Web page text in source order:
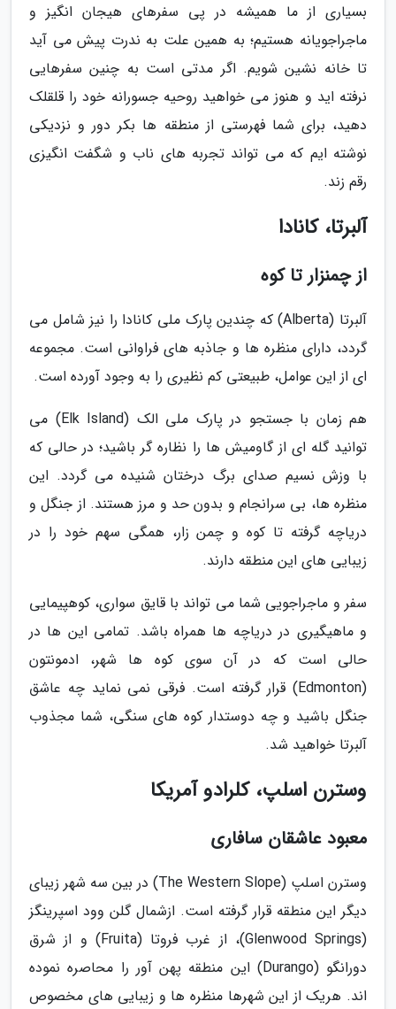
بسیاری از ما همیشه در پی سفرهای هیجان انگیز و
ماجراجویانه هستیم؛ به همین علت به ندرت پیش می آید
تا خانه نشین شویم. اگر مدتی است به چنین سفرهایی
نرفته اید و هنوز می خواهید روحیه جسورانه خود را قلقلک
دهید، برای شما فهرستی از منطقه ها بکر دور و نزدیکی
نوشته ایم که می تواند تجربه های ناب و شگفت انگیزی
رقم زند.
آلبرتا، کانادا
از چمنزار تا کوه
آلبرتا (Alberta) که چندین پارک ملی کانادا را نیز شامل می
گردد، دارای منظره ها و جاذبه های فراوانی است. مجموعه
ای از این عوامل، طبیعتی کم نظیری را به وجود آورده است.
هم زمان با جستجو در پارک ملی الک (Elk Island) می
توانید گله ای از گاومیش ها را نظاره گر باشید؛ در حالی که
با وزش نسیم صدای برگ درختان شنیده می گردد. این
منظره ها، بی سرانجام و بدون حد و مرز هستند. از جنگل و
دریاچه گرفته تا کوه و چمن زار، همگی سهم خود را در
زیبایی های این منطقه دارند.
سفر و ماجراجویی شما می تواند با قایق سواری، کوهپیمایی
و ماهیگیری در دریاچه ها همراه باشد. تمامی این ها در
حالی است که در آن سوی کوه ها شهر، ادمونتون
(Edmonton) قرار گرفته است. فرقی نمی نماید چه عاشق
جنگل باشید و چه دوستدار کوه های سنگی، شما مجذوب
آلبرتا خواهید شد.
وسترن اسلپ، کلرادو آمریکا
معبود عاشقان سافاری
وسترن اسلپ (The Western Slope) در بین سه شهر زیبای
دیگر این منطقه قرار گرفته است. ازشمال گلن وود اسپرینگز
(Glenwood Springs)، از غرب فروتا (Fruita) و از شرق
دورانگو (Durango) این منطقه پهن آور را محاصره نموده
اند. هریک از این شهرها منظره ها و زیبایی های مخصوص